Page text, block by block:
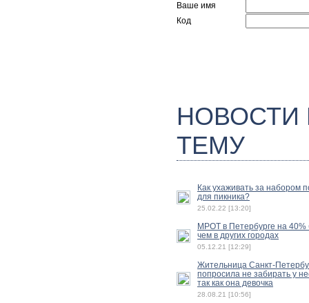
Ваше имя
Код
ТЕМУ
Как ухаживать за набором
для пикника?
25.02.22 [13:20]
МРОТ в Петербурге на 40%
чем в других городах
05.12.21 [12:29]
Жительница Санкт-
попросила не забирать у
так как она девочка
28.08.21 [10:56]